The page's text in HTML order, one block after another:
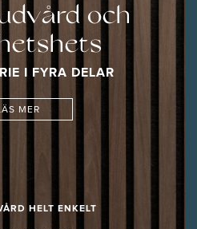
och
I FYRA DELAR
MER
HELT ENKELT